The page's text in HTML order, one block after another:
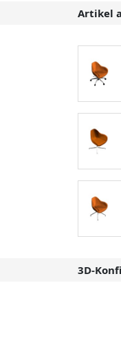
Artikel
3D-